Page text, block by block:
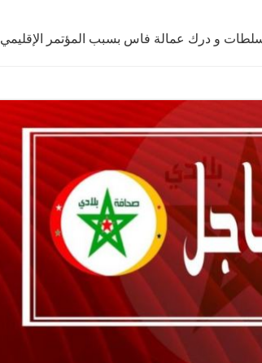
سلطات و درك عمالة فاس بسبب المؤتمر الإقليمي